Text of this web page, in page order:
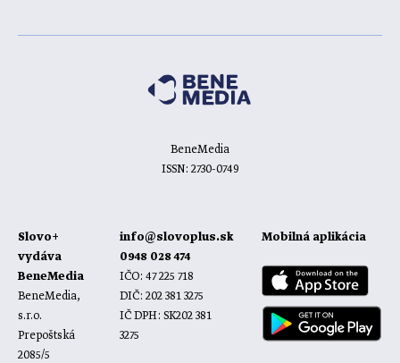
BeneMedia
ISSN: 2730-0749
Slovo+
vydáva
BeneMedia
BeneMedia,
s.r.o.
Prepoštská
2085/5
info@slovoplus.sk
0948 028 474
IČO: 47 225 718
DIČ: 202 381 3275
IČ DPH: SK202 381
3275
Mobilná aplikácia